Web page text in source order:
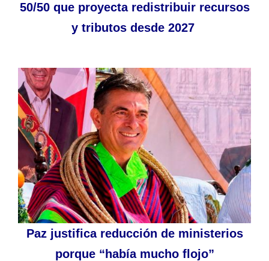
50/50 que proyecta redistribuir recursos
y tributos desde 2027
Paz justifica reducción de ministerios
porque “había mucho flojo”